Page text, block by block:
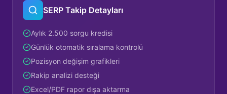
SERP Takip Detayları
Aylık 2.500 sorgu kredisi
Günlük otomatik sıralama kontrolü
Pozisyon değişim grafikleri
Rakip analizi desteği
Excel/PDF rapor dışa aktarma